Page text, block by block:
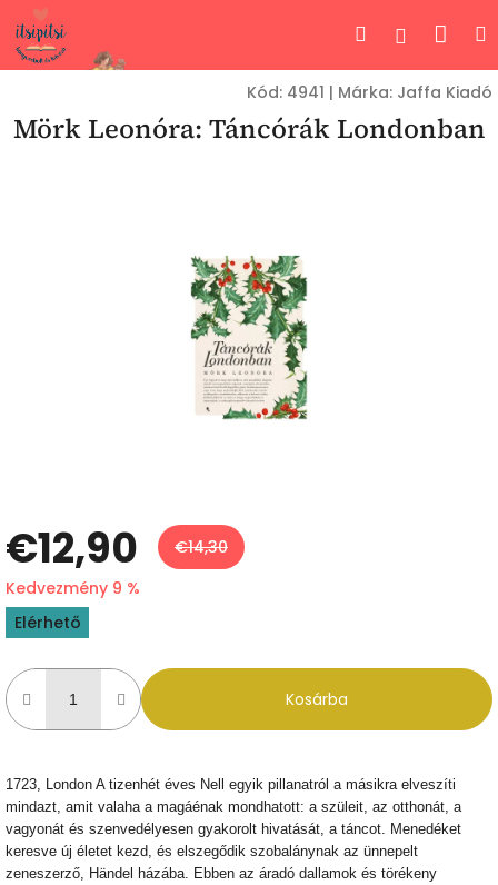
Ugrás
fő
tartalomhoz
Keresés
Kód: 4941 | Márka: Jaffa Kiadó
Mörk Leonóra: Táncórák Londonban
€12,90
€14,30
Kedvezmény 9 %
Egységár:
Elérhető
Kosárba
1723, London A tizenhét éves Nell egyik pillanatról a másikra elveszíti
mindazt, amit valaha a magáénak mondhatott: a szüleit, az otthonát, a
vagyonát és szenvedélyesen gyakorolt hivatását, a táncot. Menedéket
keresve új életet kezd, és elszegődik szobalánynak az ünnepelt
zeneszerző, Händel házába. Ebben az áradó dallamok és törékeny